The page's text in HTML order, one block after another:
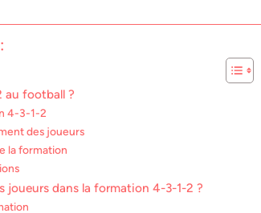
au football ?
4-3-1-2
des joueurs
la formation
joueurs dans la formation 4-3-1-2 ?